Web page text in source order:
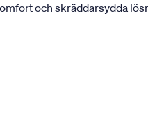
och skräddarsydda